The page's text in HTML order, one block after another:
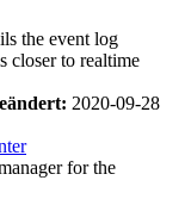
the event log
closer to realtime
2020-09-28
for the